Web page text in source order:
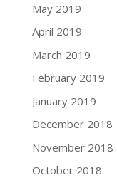
May 2019
April 2019
March 2019
February 2019
January 2019
December 2018
November 2018
October 2018